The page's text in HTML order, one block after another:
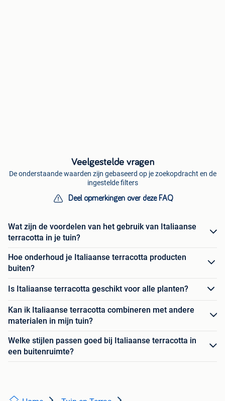
Veelgestelde vragen
De onderstaande waarden zijn gebaseerd op je zoekopdracht en de
ingestelde filters
Deel opmerkingen over deze FAQ
Wat zijn de voordelen van het gebruik van Italiaanse
terracotta in je tuin?
Hoe onderhoud je Italiaanse terracotta producten
buiten?
Is Italiaanse terracotta geschikt voor alle planten?
Kan ik Italiaanse terracotta combineren met andere
materialen in mijn tuin?
Welke stijlen passen goed bij Italiaanse terracotta in
een buitenruimte?